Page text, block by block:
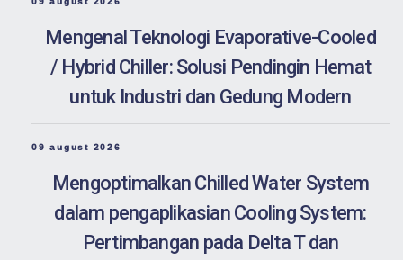
Mengenal Teknologi Evaporative-Cooled
/ Hybrid Chiller: Solusi Pendingin Hemat
untuk Industri dan Gedung Modern
09 august 2026
Mengoptimalkan Chilled Water System
dalam pengaplikasian Cooling System:
Pertimbangan pada Delta T dan